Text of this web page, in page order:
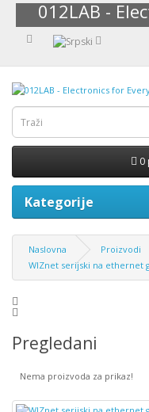
012LAB -
0
Kategorije
Naslovna
Proizvodi
WIZnet serijski na ethernet
Pregledani
Nema proizvoda za prikaz!